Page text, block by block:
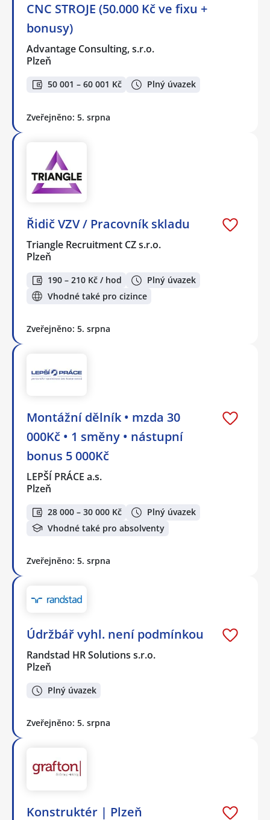
CNC STROJE (50.000 Kč ve fixu +
bonusy)
Advantage Consulting, s.r.o.
Plzeň
50 001 – 60 001 Kč Plný úvazek
Zveřejněno: 5. srpna
Řidič VZV / Pracovník skladu
Triangle Recruitment CZ s.r.o.
Plzeň
190 – 210 Kč / hod
Plný úvazek
Vhodné také pro cizince
Zveřejněno: 5. srpna
Montážní dělník • mzda 30
000Kč • 1 směny • nástupní
bonus 5 000Kč
LEPŠÍ PRÁCE a.s.
Plzeň
28 000 – 30 000 Kč
Plný úvazek
Vhodné také pro absolventy
Zveřejněno: 5. srpna
Údržbář vyhl. není podmínkou
Randstad HR Solutions s.r.o.
Plzeň
Plný úvazek
Zveřejněno: 5. srpna
Konstruktér | Plzeň